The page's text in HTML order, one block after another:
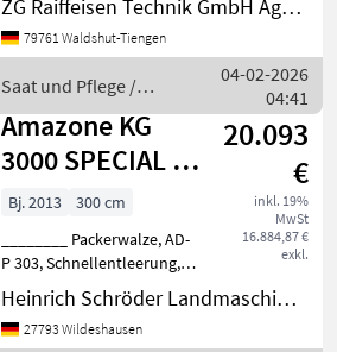
Zahnpackerwalze PW 3000-
500 - Tragarme Set -
Planierbalken - für
Einrohrwalzen
ZG Raiffeisen Technik GmbH Agrartechnik Tiengen
79761 Waldshut-Tiengen
Saat und Pflege /
Amazone
04-02-2026
04:41
Amazone KG
3000 SPECIAL /
AD-P 303 SUPER
20.093
€
inkl. 19%
MwSt
16.884,87 €
exkl.
Bj. 2013
300 cm
________ Packerwalze, AD-
P 303, Schnellentleerung,
elektr. Antrieb,
Gebläseantrieb hydr.,
Exaktstriegel, hydr.
Heinrich Schröder Landmaschinen KG Wildeshausen
27793 Wildeshausen